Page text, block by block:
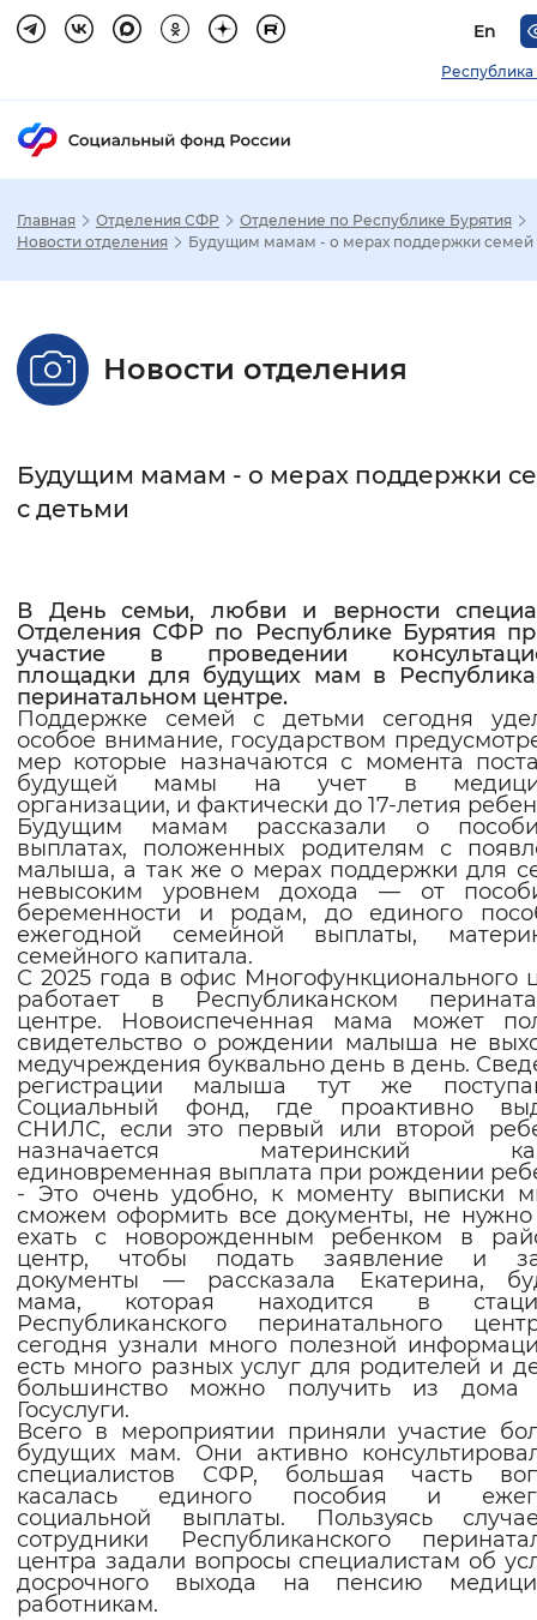
En
Республика
Размер шрифта
Шрифт
Нормальный Увеличенный
Цвет сайта
Монохромный Инверсивный
Синий фон
Изображения
Включены Выключены
Звуковой ассистент
Воспроизвести Остановить
Вернуть стандартные настройки
Главная Отделения СФР
Отделение по Республике Бурятия
Новости отделения
Будущим мамам - о мерах поддержки семей
Новости отделения
Будущим мамам - о мерах поддержки
с детьми
В День семьи, любви и верности
Отделения СФР по Республике Бурятия
участие в проведении
площадки для будущих мам в
перинатальном центре.
Поддержке семей с детьми сегодня
особое внимание, государством
мер которые назначаются с момента
будущей мамы на учет в
организации, и фактически до 17-летия
Будущим мамам рассказали о
выплатах, положенных родителям с
малыша, а так же о мерах поддержки для
невысоким уровнем дохода — от
беременности и родам, до единого
ежегодной семейной выплаты,
семейного капитала.
С 2025 года в офис Многофункционального
работает в Республиканском
центре. Новоиспеченная мама может
свидетельство о рождении малыша не
медучреждения буквально день в день.
регистрации малыша тут же
Социальный фонд, где проактивно
СНИЛС, если это первый или второй
назначается материнский
единовременная выплата при рождении
- Это очень удобно, к моменту выписки
сможем оформить все документы, не нужно
ехать с новорожденным ребенком в
центр, чтобы подать заявление и
документы — рассказала Екатерина,
мама, которая находится в
Республиканского перинатального
сегодня узнали много полезной
есть много разных услуг для родителей и
большинство можно получить из дома
Госуслуги.
Всего в мероприятии приняли участие
будущих мам. Они активно
специалистов СФР, большая часть
касалась единого пособия и
социальной выплаты. Пользуясь
сотрудники Республиканского
центра задали вопросы специалистам об
досрочного выхода на пенсию
работникам.